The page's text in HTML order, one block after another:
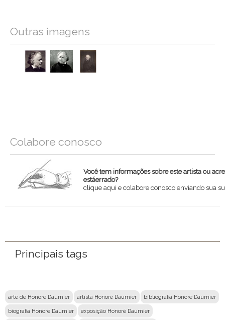
Outras imagens
Colabore conosco
Você tem informações sobre este artista ou
estáerrado?
clique aqui e colabore conosco enviando sua
Principais tags
arte de Honoré Daumier artista Honoré Daumier bibliografia Honoré Daumier
biografia Honoré Daumier exposição Honoré Daumier